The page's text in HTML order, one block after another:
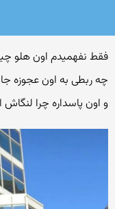
فقط نفهمیدم اون هلو
چه ربطی به اون عجوزه
و اون پاسداره چرا